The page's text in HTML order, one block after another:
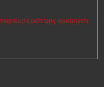
ochrany osobných